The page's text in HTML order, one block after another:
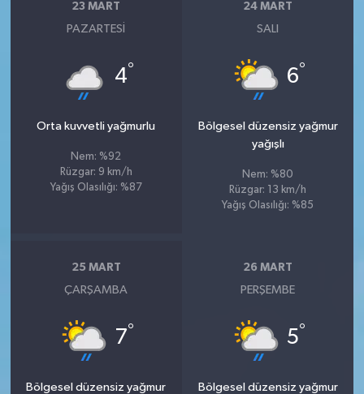
23 MART
PAZARTESI
4°
Orta kuvvetli yağmurlu
Nem: %92
Rüzgar: 9 km/h
Yağış Olasılığı: %87
24 MART
SALI
6°
Bölgesel düzensiz yağmur
yağışlı
Nem: %80
Rüzgar: 13 km/h
Yağış Olasılığı: %85
25 MART
ÇARŞAMBA
7°
Bölgesel düzensiz yağmur
26 MART
PERŞEMBE
5°
Bölgesel düzensiz yağmur